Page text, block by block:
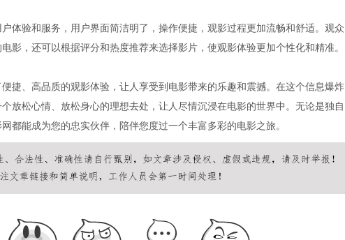
体验和服务，用户界面简洁明了，操作便捷，观影过程更加流畅和舒适。观众
影，还可以根据评分和热度推荐来选择影片，使观影体验更加个性化和精准。
捷、高品质的观影体验，让人享受到电影带来的乐趣和震撼。在这个信息爆炸
放松心情、放松身心的理想去处，让人尽情沉浸在电影的世界中。无论是独自
都能成为您的忠实伙伴，陪伴您度过一个丰富多彩的电影之旅。